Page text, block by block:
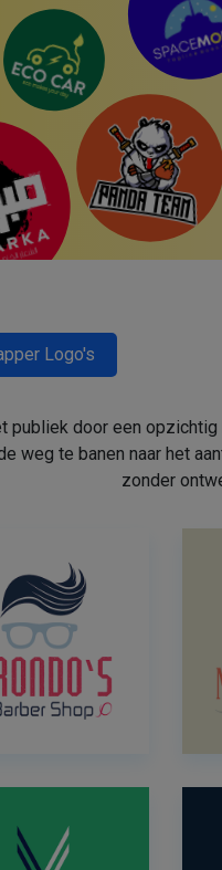
Logo's
publiek door een
weg te banen naar het
zonder